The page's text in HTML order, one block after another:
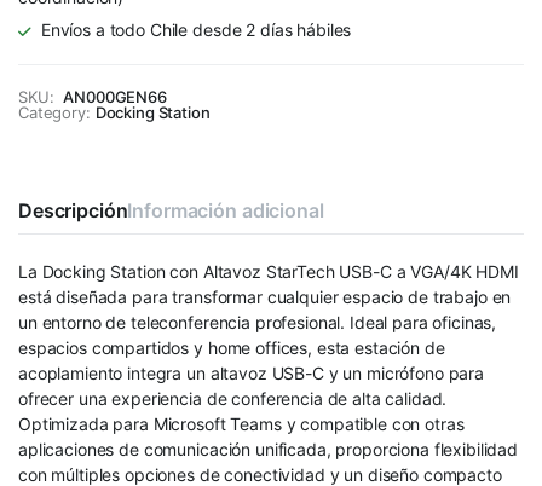
Envíos a todo Chile desde 2 días hábiles
SKU: AN000GEN66
Category: Docking Station
DescripciónInformación adicional
La Docking Station con Altavoz StarTech USB-C a VGA/4K HDMI
está diseñada para transformar cualquier espacio de trabajo en
un entorno de teleconferencia profesional. Ideal para oficinas,
espacios compartidos y home offices, esta estación de
acoplamiento integra un altavoz USB-C y un micrófono para
ofrecer una experiencia de conferencia de alta calidad.
Optimizada para Microsoft Teams y compatible con otras
aplicaciones de comunicación unificada, proporciona flexibilidad
con múltiples opciones de conectividad y un diseño compacto